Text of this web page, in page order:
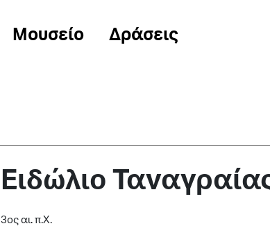
Μουσείο Δράσεις
Ειδώλιο
3ος αι. π.Χ.